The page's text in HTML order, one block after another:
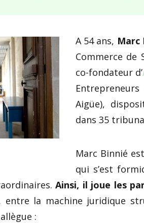
A 54 ans, Marc
Commerce de
co-fondateur d’
Aigüe),
dans 35
Marc Binnié
qui s’est
Ainsi, il joue les
la machine juridique
: